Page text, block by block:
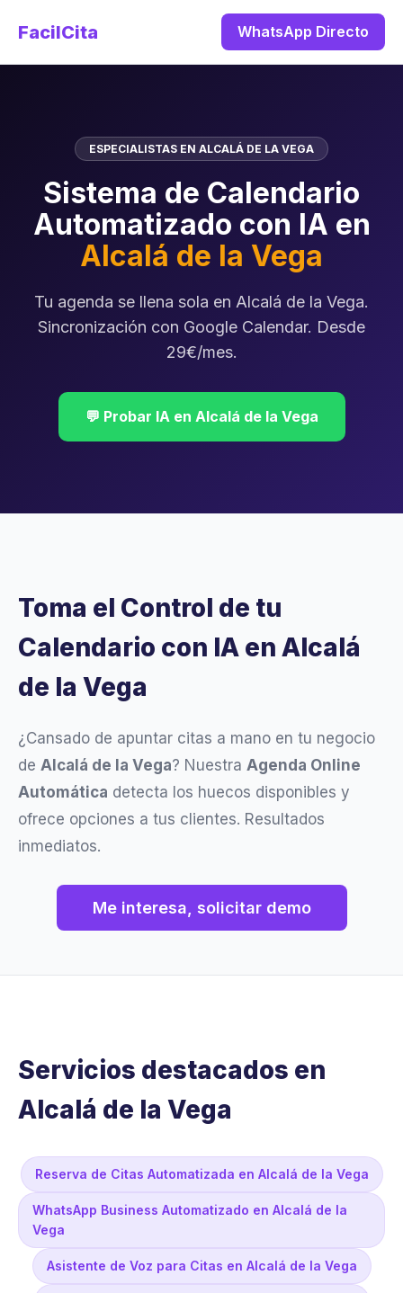
FacilCita WhatsApp Directo
ESPECIALISTAS EN ALCALÁ DE LA VEGA
Sistema de Calendario
Automatizado con IA en
Alcalá de la Vega
Tu agenda se llena sola en Alcalá de la Vega.
Sincronización con Google Calendar. Desde
29€/mes.
💬 Probar IA en Alcalá de la Vega
Toma el Control de tu
Calendario con IA en Alcalá
de la Vega
¿Cansado de apuntar citas a mano en tu negocio
de Alcalá de la Vega? Nuestra Agenda Online
Automática detecta los huecos disponibles y
ofrece opciones a tus clientes. Resultados
inmediatos.
Me interesa, solicitar demo
Servicios destacados en
Alcalá de la Vega
Reserva de Citas Automatizada en Alcalá de la Vega
WhatsApp Business Automatizado en Alcalá de la
Vega
Asistente de Voz para Citas en Alcalá de la Vega